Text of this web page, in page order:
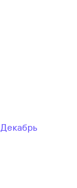
Декабрь